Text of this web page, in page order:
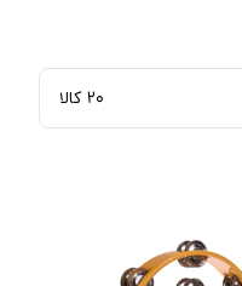
۲۰ کالا